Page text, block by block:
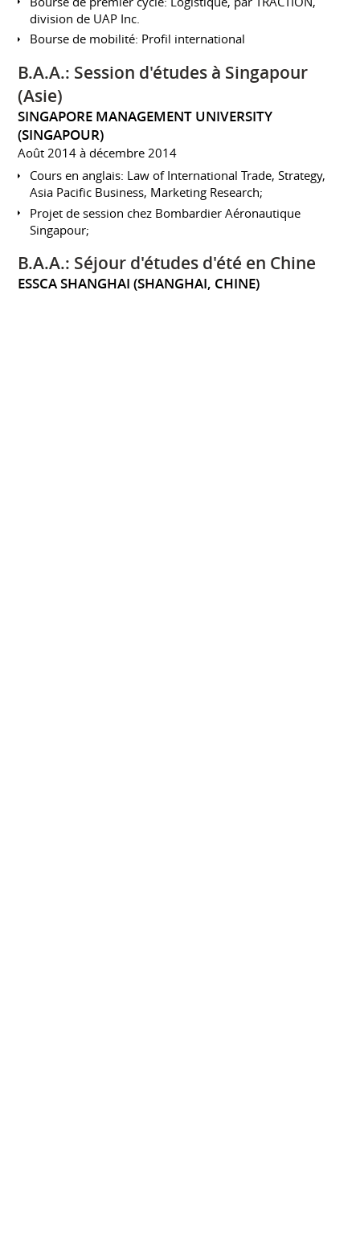
division de UAP Inc.
Bourse de mobilité: Profil international
B.A.A.: Session d'études à Singapour
(Asie)
SINGAPORE MANAGEMENT UNIVERSITY
(SINGAPOUR)
Août 2014 à décembre 2014
Cours en anglais: Law of International Trade, Strategy,
Asia Pacific Business, Marketing Research;
Projet de session chez Bombardier Aéronautique
Singapour;
B.A.A.: Séjour d'études d'été en Chine
ESSCA SHANGHAI (SHANGHAI, CHINE)